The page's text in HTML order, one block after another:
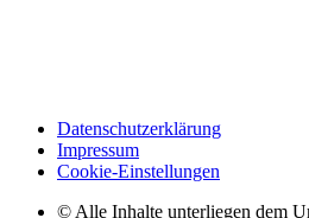
Datenschutzerklärung
Impressum
Cookie-Einstellungen
© Alle Inhalte unterliegen dem